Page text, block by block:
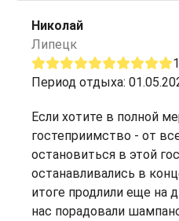
Николай
Липецк
Период отдыха:
Если хотите в полной
гостеприимство - от
остановиться в этой
останавливались в
итоге продлили еще на
нас порадовали